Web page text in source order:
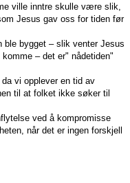
ville inntre skulle være slik,
Jesus gav oss for tiden før
ble bygget – slik venter Jesus
– det er" nådetiden"
vi opplever en tid av
til at folket ikke søker til
ved å kompromisse
når det er ingen forskjell